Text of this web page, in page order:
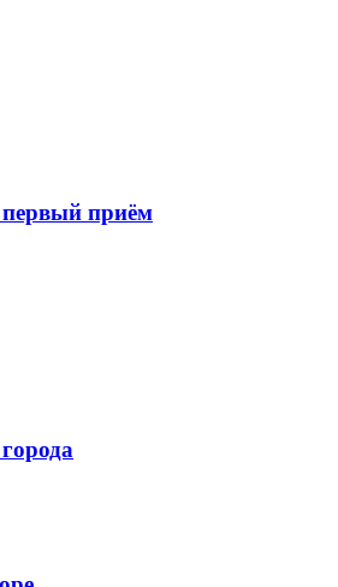
первый приём